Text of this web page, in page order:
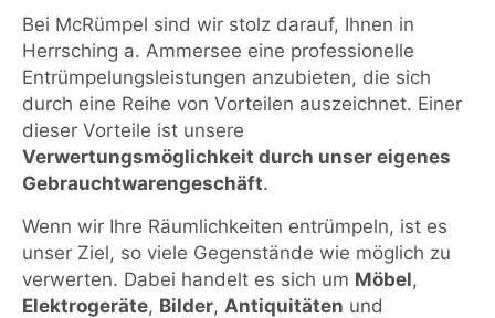
Bei McRümpel sind wir stolz darauf, Ihnen in
Herrsching a. Ammersee eine professionelle
Entrümpelungsleistungen anzubieten, die sich
durch eine Reihe von Vorteilen auszeichnet. Einer
dieser Vorteile ist unsere
Verwertungsmöglichkeit durch unser eigenes
Gebrauchtwarengeschäft.
Wenn wir Ihre Räumlichkeiten entrümpeln, ist es
unser Ziel, so viele Gegenstände wie möglich zu
verwerten. Dabei handelt es sich um Möbel,
Elektrogeräte, Bilder, Antiquitäten und